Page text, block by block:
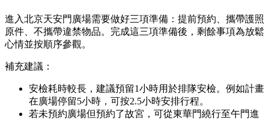
進入北京天安門廣場需要做好三項準備：提前預約、攜帶護照
原件、不攜帶違禁物品。完成這三項準備後，剩餘事項為放鬆
心情並按順序參觀。
補充建議：
安檢耗時較長，建議預留1小時用於排隊安檢。例如計畫
在廣場停留5小時，可按2.5小時安排行程。
若未預約廣場但預約了故宮，可從東華門繞行至午門進